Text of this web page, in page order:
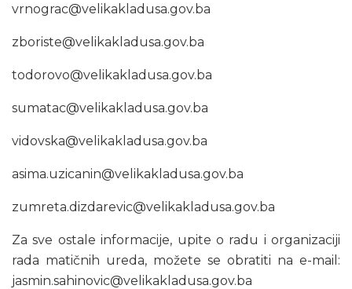
vrnograc@velikakladusa.gov.ba
zboriste@velikakladusa.gov.ba
todorovo@velikakladusa.gov.ba
sumatac@velikakladusa.gov.ba
vidovska@velikakladusa.gov.ba
asima.uzicanin@velikakladusa.gov.ba
zumreta.dizdarevic@velikakladusa.gov.ba
Za sve ostale informacije, upite o radu i organizaciji
rada matičnih ureda, možete se obratiti na e-mail:
jasmin.sahinovic@velikakladusa.gov.ba